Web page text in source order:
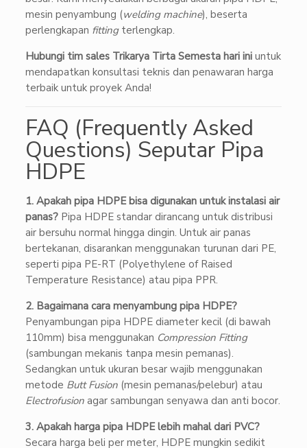
mesin penyambung (welding machine), beserta
perlengkapan fittingterlengkap.
Hubungi tim sales Trikarya Tirta Semesta hari ini untuk
mendapatkan konsultasi teknis dan penawaran harga
terbaik untuk proyek Anda!
FAQ (Frequently Asked
Questions) Seputar Pipa
HDPE
1. Apakah pipa HDPE bisa digunakan untuk instalasi air
panas? Pipa HDPE standar dirancang untuk distribusi
air bersuhu normal hingga dingin. Untuk air panas
bertekanan, disarankan menggunakan turunan dari PE,
seperti pipa PE-RT (Polyethylene of Raised
Temperature Resistance) atau pipa PPR.
2. Bagaimana cara menyambung pipa HDPE?
Penyambungan pipa HDPE diameter kecil (di bawah
110mm) bisa menggunakan Compression Fitting
(sambungan mekanis tanpa mesin pemanas).
Sedangkan untuk ukuran besar wajib menggunakan
metode Butt Fusion (mesin pemanas/pelebur) atau
Electrofusion agar sambungan senyawa dan anti bocor.
3. Apakah harga pipa HDPE lebih mahal dari PVC?
Secara harga beli per meter, HDPE mungkin sedikit